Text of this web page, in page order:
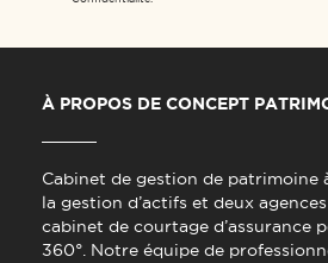
À PROPOS DE CONCEPT
Cabinet de gestion de patrimoine
la gestion d’actifs et deux
cabinet de courtage d’assurance
360°. Notre équipe de